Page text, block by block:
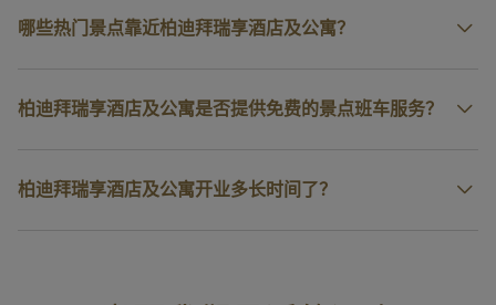
哪些热门景点靠近柏迪拜瑞享酒店及公寓？
柏迪拜瑞享酒店及公寓是否提供免费的景点班车服务？
柏迪拜瑞享酒店及公寓开业多长时间了？